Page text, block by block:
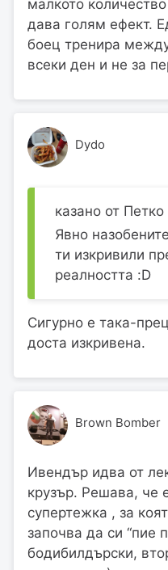
малкото
дава голям ефект.
боец тренира
всеки ден и не за
Dydo
казано от
Явно
ти изкривили
реалността :D
Сигурно е така-
доста изкривена.
Brown Bomber
Ивендър идва от
крузър. Решава, че
супертежка , за
започва да си “пие
бодибилдърски,